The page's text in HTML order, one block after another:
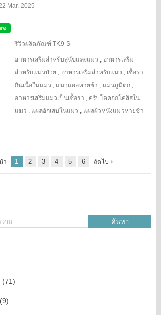
Mar, 2025
รีวิวผลิตภัณฑ์ TK9-S
อาหารเสริมสำหรับสุนัขและแมว , อาหารเสริม
สำหรับแมวป่วย , อาหารเสริมสำหรับแมว , เชื้อรา
กินเนื้อในแมว , แมวแผลหายช้า , แมวภูมิตก ,
อาหารเสริมแมวเป็นเชื้อรา , คริปโตคอกโคสิสใน
แมว , แผลอักเสบในแมว , แผลผิวหนังแมวหายช้า
า 1 2 3 4 5 6 ถัดไป
ค้นหา
(71)